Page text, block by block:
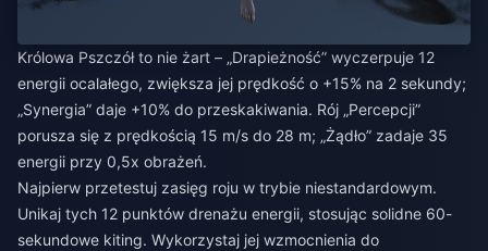
Królowa Pszczół to nie żart – „Drapieżność” wyczerpuje 12
energii ocalałego, zwiększa jej prędkość o +15% na 2 sekundy;
„Synergia” daje +10% do przeskakiwania. Rój „Percepcji”
porusza się z prędkością 15 m/s do 28 m; „Żądło” zadaje 35
energii przy 0,5x obrażeń.
Najpierw przetestuj zasięg roju w trybie niestandardowym.
Unikaj tych 12 punktów drenażu energii, stosując solidne 60-
sekundowe kiting. Wykorzystaj jej wzmocnienia do